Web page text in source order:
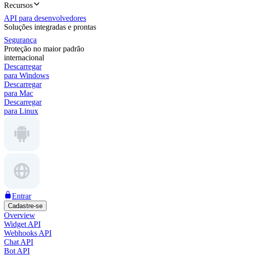
Recursos
API para desenvolvedores
Soluções integradas e prontas
Segurança
Proteção no maior padrão
internacional
Descarregar
para Windows
Descarregar
para Mac
Descarregar
para Linux
Entrar
Cadastre-se
Overview
Widget API
Webhooks API
Chat API
Bot API